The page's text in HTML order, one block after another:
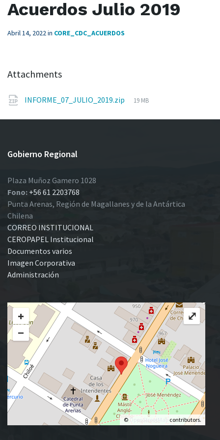
Acuerdos Julio 2019
Abril 14, 2022in CORE_CDC_ACUERDOS
Attachments
INFORME_07_JULIO_2019.zip
File
19 MB
Gobierno Regional
Plaza Muñoz Gamero 1028
Fono: +56 61 2203768
Punta Arenas, Región de Magallanes y de la Antártica
Chilena
CORREO INSTITUCIONAL
CEROPAPEL Institucional
Documentos varios
Imagen Corporativa
Administración
+
−
© OpenStreetMap contributors.
⤢